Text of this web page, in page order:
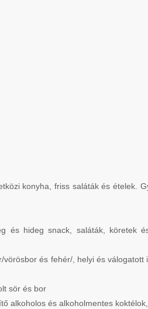
konyha, friss saláták és ételek.
hideg snack, saláták, köretek
és fehér/, helyi és
sör és bor
alkoholos és alkoholmentes